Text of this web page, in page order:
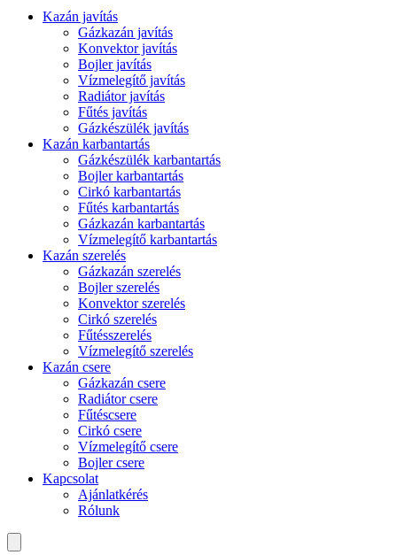
Kazán javítás
Gázkazán javítás
Konvektor javítás
Bojler javítás
Vízmelegítő javítás
Radiátor javítás
Fűtés javítás
Gázkészülék javítás
Kazán karbantartás
Gázkészülék karbantartás
Bojler karbantartás
Cirkó karbantartás
Fűtés karbantartás
Gázkazán karbantartás
Vízmelegítő karbantartás
Kazán szerelés
Gázkazán szerelés
Bojler szerelés
Konvektor szerelés
Cirkó szerelés
Fűtésszerelés
Vízmelegítő szerelés
Kazán csere
Gázkazán csere
Radiátor csere
Fűtéscsere
Cirkó csere
Vízmelegítő csere
Bojler csere
Kapcsolat
Ajánlatkérés
Rólunk